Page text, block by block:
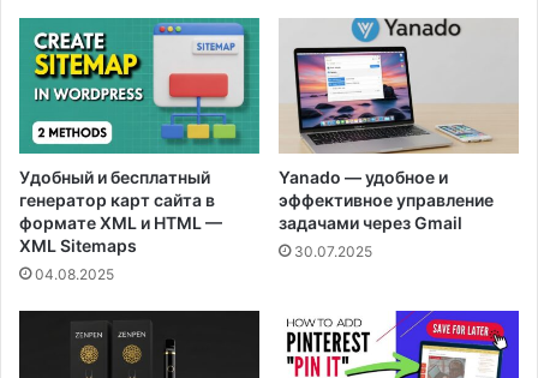
Удобный и бесплатный
генератор карт сайта в
формате XML и HTML —
XML Sitemaps
04.08.2025
Yanado — удобное и
эффективное управление
задачами через Gmail
30.07.2025